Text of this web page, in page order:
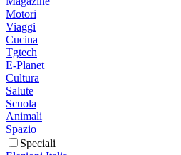
Motori
Viaggi
Cucina
Tgtech
E-Planet
Cultura
Salute
Scuola
Animali
Spazio
Speciali